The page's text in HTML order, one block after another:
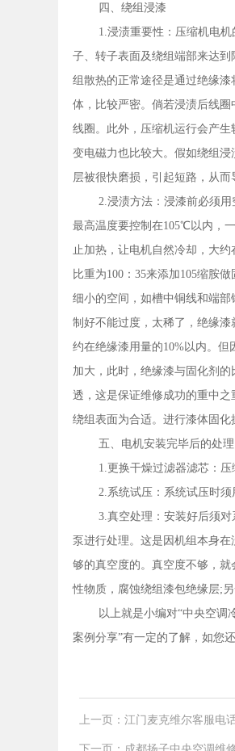
四、绕组浸漆
1.浸渍重要性：压缩机电
子、转子表面及绕组端部来达
组散热的正常途径是通过绝缘
体，比较严密。倘若浸渍后线
线圈。此外，压缩机运行会产
变电磁力也比较大。假如绕组
层被很快磨损，引起短路，从而
2.浸渍方法：浸漆前必须
最高温度要控制在105℃以内，
止加热，让电机自然冷却，大
比重为100：35来添加105缩胺
细小的空间，如槽中铜线和端
制好不能过度，太稀了，绝缘
约在绝缘漆用量的10%以内。但
加大，此时，绝缘漆与固化剂
透，这是保证维修成功的重中
绕组表面为合适。进行漆体固化
五、电机安装完毕后的处理
1.更换干燥过滤器滤芯：
2.系统试压：系统试压时须
3.真空处理：安装好后须
泵进行处理。这是因机组本身
够的真空度的。真空度不够，
性物质，腐蚀绕组漆包绝缘层;
以上就是小编对“中央空调
案例分享”有一定的了解，如您
上一页：江门麦克维尔客服电